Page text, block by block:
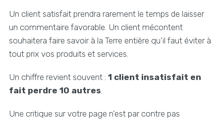
Un client satisfait prendra rarement le temps de laisser
un commentaire favorable. Un client mécontent
souhaitera faire savoir à la Terre entière qu’il faut éviter à
tout prix vos produits et services.
Un chiffre revient souvent : 1 client insatisfait en
fait perdre 10 autres
Une critique sur votre page n’est par contre pas